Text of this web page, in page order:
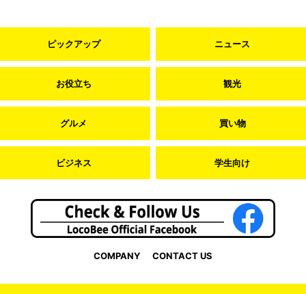
ピックアップ ニュース
お役立ち 観光
グルメ 買い物
ビジネス 学生向け
COMPANY CONTACT US